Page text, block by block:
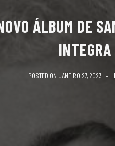
ÁLBUM DE
INTEGRA
POSTED ON JANEIRO 27, 2023